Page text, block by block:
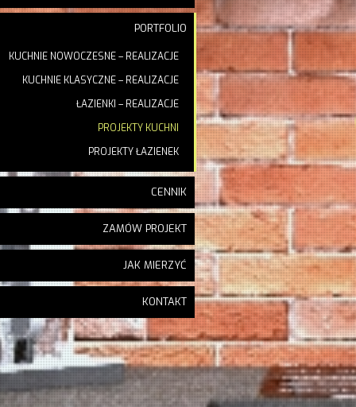
PORTFOLIO
KUCHNIE NOWOCZESNE – REALIZACJE
KUCHNIE KLASYCZNE – REALIZACJE
ŁAZIENKI – REALIZACJE
PROJEKTY KUCHNI
PROJEKTY ŁAZIENEK
CENNIK
ZAMÓW PROJEKT
JAK MIERZYĆ
KONTAKT